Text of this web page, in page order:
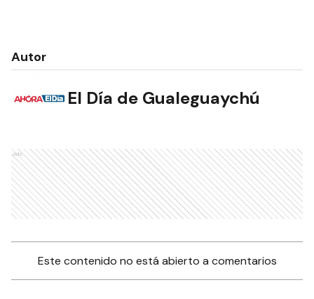
Autor
El Día de Gualeguaychú
Ads
Este contenido no está abierto a comentarios